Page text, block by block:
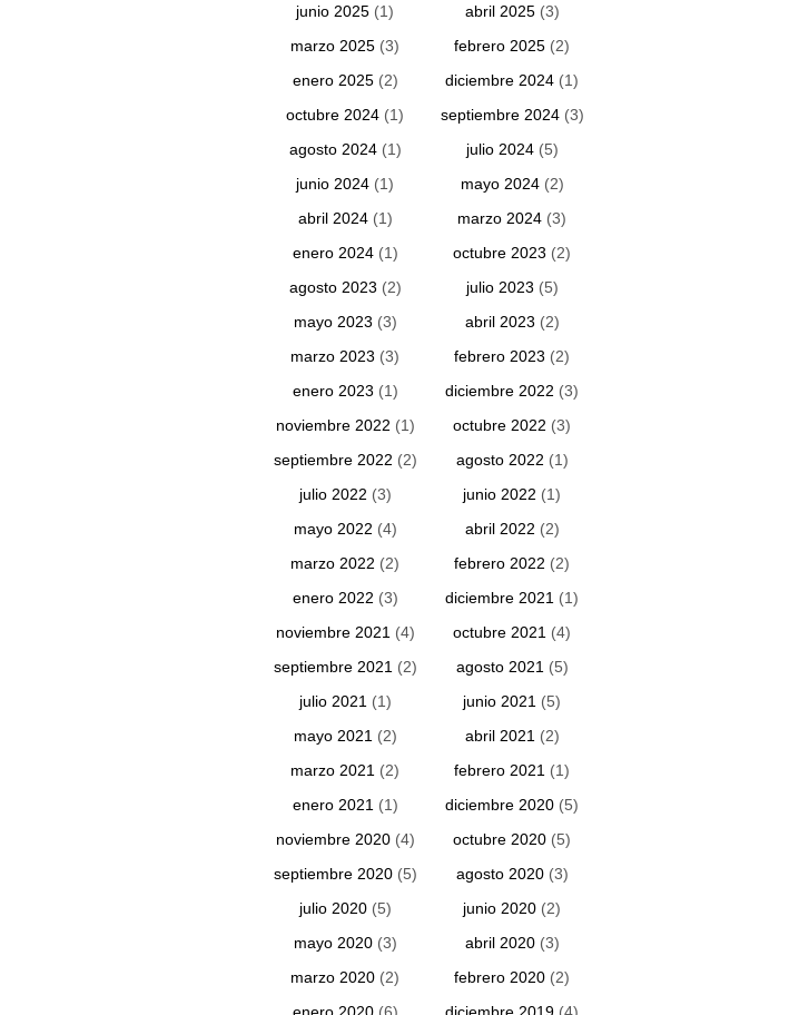
junio 2025 (1) abril 2025(3)
marzo 2025 (3) febrero 2025 (2)
enero 2025(2) diciembre 2024 (1)
octubre 2024 (1) septiembre 2024(3)
agosto 2024(1) julio 2024(5)
junio 2024 (1) mayo 2024(2)
abril 2024(1) marzo 2024 (3)
enero 2024(1) octubre 2023 (2)
agosto 2023 (2) julio 2023 (5)
mayo 2023 (3) abril 2023 (2)
marzo 2023 (3) febrero 2023 (2)
enero 2023 (1) diciembre 2022 (3)
noviembre 2022 (1) octubre 2022 (3)
septiembre 2022 (2) agosto 2022 (1)
julio 2022 (3) junio 2022 (1)
mayo 2022 (4) abril 2022 (2)
marzo 2022 (2) febrero 2022 (2)
enero 2022 (3) diciembre 2021 (1)
noviembre 2021 (4) octubre 2021 (4)
septiembre 2021 (2) agosto 2021 (5)
julio 2021 (1) junio 2021 (5)
mayo 2021 (2) abril 2021 (2)
marzo 2021 (2) febrero 2021 (1)
enero 2021 (1) diciembre 2020 (5)
noviembre 2020(4) octubre 2020 (5)
septiembre 2020(5) agosto 2020(3)
julio 2020(5) junio 2020 (2)
mayo 2020(3) abril 2020(3)
marzo 2020 (2) febrero 2020 (2)